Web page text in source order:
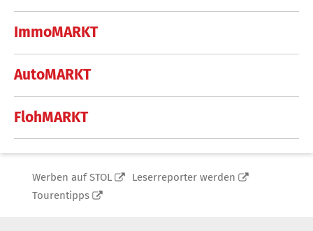
ImmoMARKT
AutoMARKT
FlohMARKT
Werben auf STOL
Leserreporter werden
Tourentipps